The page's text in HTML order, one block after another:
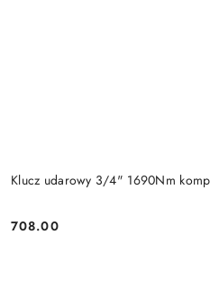
Klucz udarowy 3/4" 1690Nm
Cena:
708.00